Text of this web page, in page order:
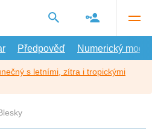
Předpověď Numerický model
s letními, zítra i tropickými